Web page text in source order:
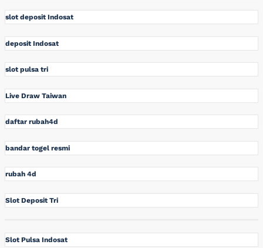
slot deposit Indosat
deposit Indosat
slot pulsa tri
Live Draw Taiwan
daftar rubah4d
bandar togel resmi
rubah 4d
Slot Deposit Tri
Slot Pulsa Indosat